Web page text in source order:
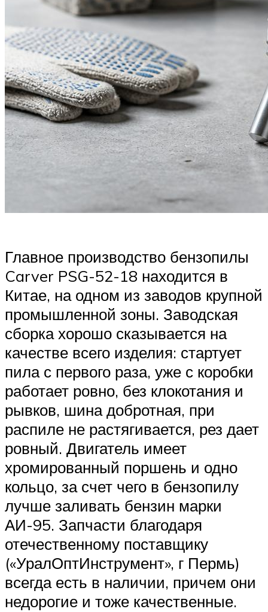
Главное производство бензопилы
Carver PSG-52-18 находится в
Китае, на одном из заводов крупной
промышленной зоны. Заводская
сборка хорошо сказывается на
качестве всего изделия: стартует
пила с первого раза, уже с коробки
работает ровно, без клокотания и
рывков, шина добротная, при
распиле не растягивается, рез дает
ровный. Двигатель имеет
хромированный поршень и одно
кольцо, за счет чего в бензопилу
лучше заливать бензин марки
АИ-95. Запчасти благодаря
отечественному поставщику
(«УралОптИнструмент», г Пермь)
всегда есть в наличии, причем они
недорогие и тоже качественные.